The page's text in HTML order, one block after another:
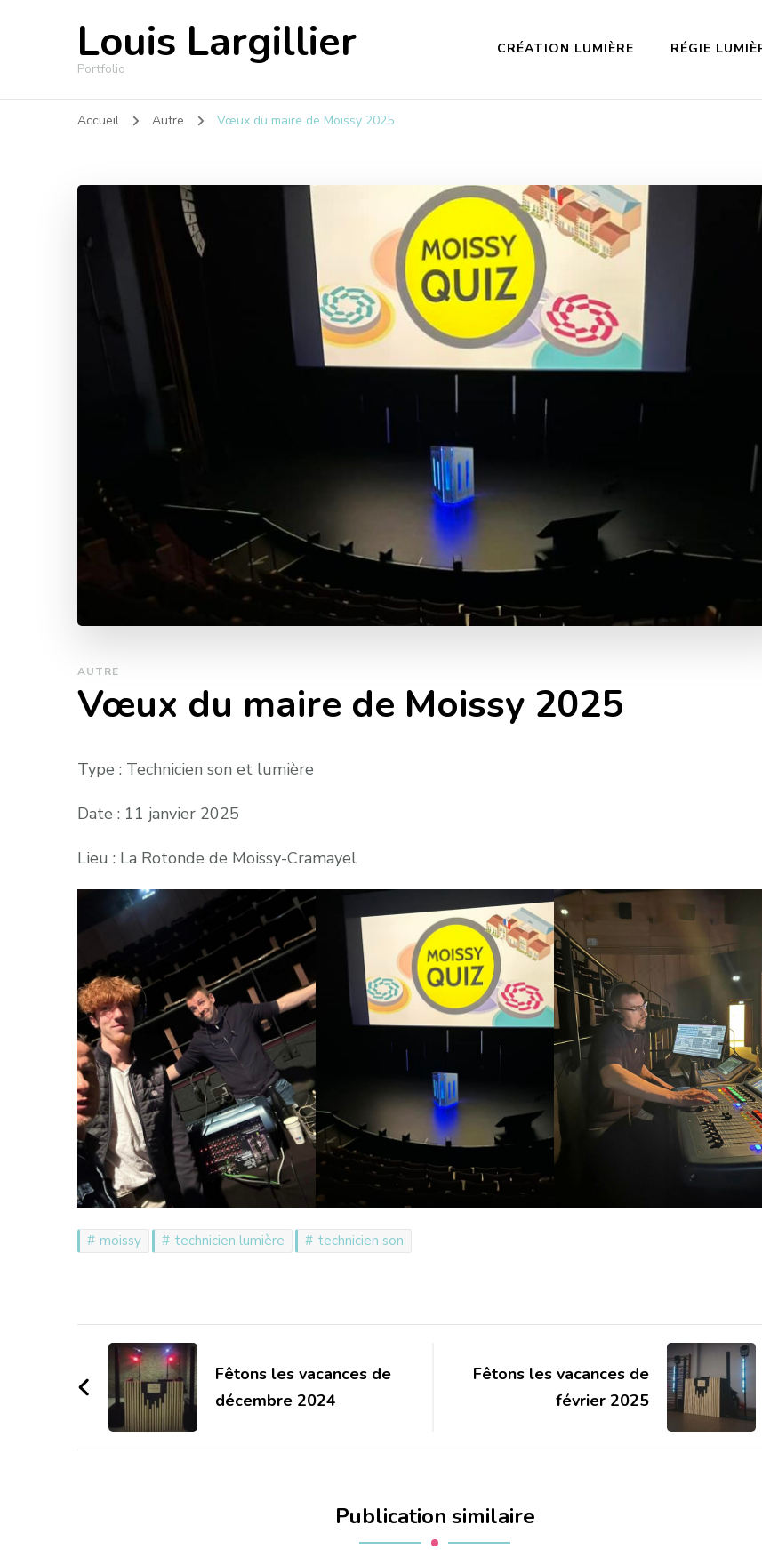
Louis Largillier
Portfolio
CRÉATION LUMIÈRE RÉGIE
Accueil Autre Vœux du maire de Moissy 2025
AUTRE
Vœux du maire de Moissy 2025
Type : Technicien son et lumière
Date : 11 janvier 2025
Lieu : La Rotonde de Moissy-Cramayel
moissy technicien lumière technicien son
Navigation
d'article
Fêtons les vacances de
décembre 2024
Fêtons les vacances de
février 2025
Publication similaire